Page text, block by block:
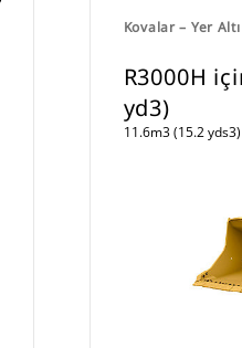
Kovalar – Yer
R3000H
yd3)
11.6m3 (15.2